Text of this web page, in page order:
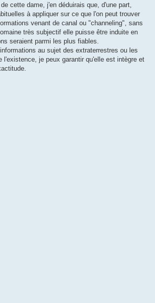
cette dame, j'en déduirais que, d'une part,
à appliquer sur ce que l'on peut trouver
venant de canal ou "channeling", sans
très subjectif elle puisse être induite en
seraient parmi les plus fiables.
au sujet des extraterrestres ou les
l'existence, je peux garantir qu'elle est intègre et